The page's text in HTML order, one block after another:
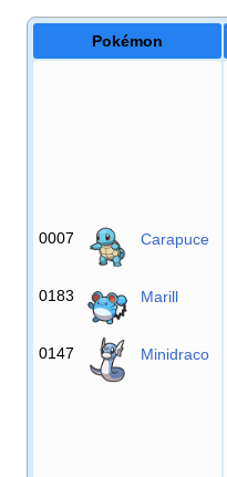
Pokémon
0007 Carapuce
0183 Marill
0147 Minidraco